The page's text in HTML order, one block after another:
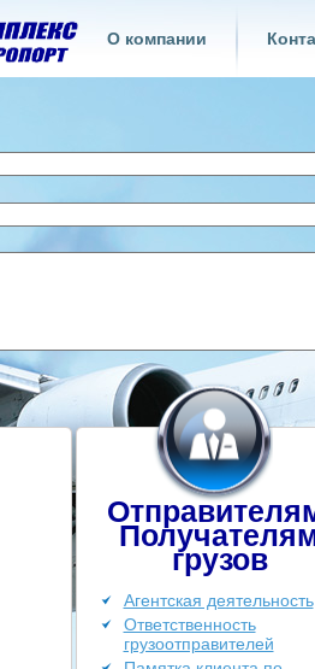
О компании
грузов
Агентская деятельность
Ответственность
грузоотправителей